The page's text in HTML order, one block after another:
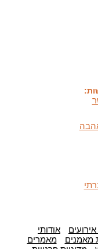
אודותי
מאמנים
מאמרים